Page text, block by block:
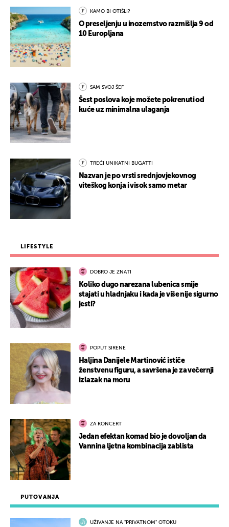
PUTOVANJA
UŽIVANJE NA "PRIVATNOM" OTOKU
KAMO BI OTIŠLI?
O preseljenju u inozemstvo razmišlja 9 od
10 Europljana
SAM SVOJ ŠEF
Šest poslova koje možete pokrenuti od
kuće uz minimalna ulaganja
TREĆI UNIKATNI BUGATTI
Nazvan je po vrsti srednjovjekovnog
viteškog konja i visok samo metar
LIFESTYLE
DOBRO JE ZNATI
Koliko dugo narezana lubenica smije
stajati u hladnjaku i kada je više nije sigurno
jesti?
POPUT SIRENE
Haljina Danijele Martinović ističe
ženstvenu figuru, a savršena je za večernji
izlazak na moru
ZA KONCERT
Jedan efektan komad bio je dovoljan da
Vannina ljetna kombinacija zablista